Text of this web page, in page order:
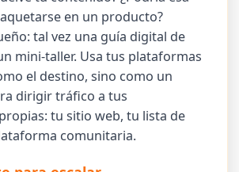
en un producto?
tal vez una guía digital de
mini-taller. Usa tus plataformas
el destino, sino como un
dirigir tráfico a tus
tu sitio web, tu lista de
comunitaria.